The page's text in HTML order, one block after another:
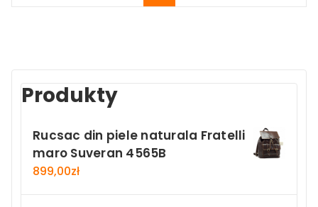
Produkty
Rucsac din piele naturala Fratelli
maro Suveran 4565B
899,00zł